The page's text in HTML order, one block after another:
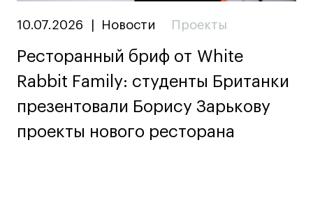
10.07.2026 Новости Проекты
Ресторанный бриф от White
Rabbit Family: студенты Британки
презентовали Борису Зарькову
проекты нового ресторана